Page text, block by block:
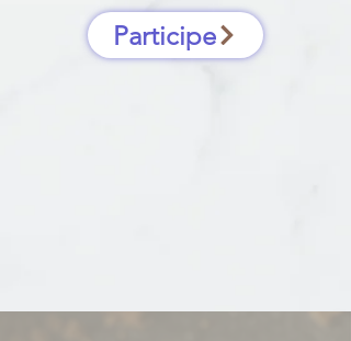
Participe